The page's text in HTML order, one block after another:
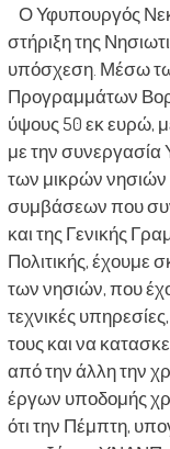
Ο Υφυπουργός
στήριξη της
υπόσχεση. Μέσω
Προγραμμάτων
ύψους 50 εκ
με την συνεργασία
των μικρών
συμβάσεων που
και της Γενικής
Πολιτικής, έχουμε
των νησιών, που
τεχνικές
τους και να
από την άλλη την
έργων υποδομής
ότι την Πέμπτη,